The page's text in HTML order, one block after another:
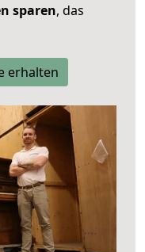
sparen, das
erhalten